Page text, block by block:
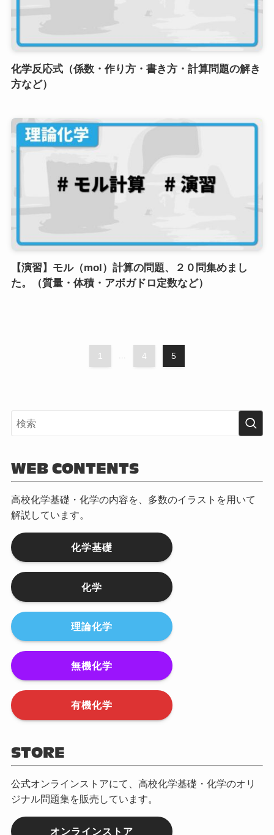
化学反応式（係数・作り方・書き方・計算問題の解き
方など）
【演習】モル（mol）計算の問題、２０問集めまし
た。（質量・体積・アボガドロ定数など）
1 ... 4 5
WEB CONTENTS
高校化学基礎・化学の内容を、多数のイラストを用いて
解説しています。
化学基礎
化学
理論化学
無機化学
有機化学
STORE
公式オンラインストアにて、高校化学基礎・化学のオリ
ジナル問題集を販売しています。
オンラインストア